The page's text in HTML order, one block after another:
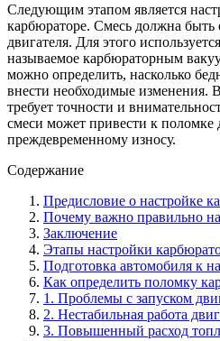
Следующим этапом является
карбюраторе. Смесь должна быть
двигателя. Для этого
называемое карбюраторным
можно определить, насколько
внести необходимые изменения.
требует точности и
смеси может привести к поломке
преждевременному износу.
Содержание
Предисловие о настройке
Почему важно правильно
Заключение
Этапы настройки
Подготовка автомобиля к
Как определить поломку
1. Проблемы с запуском
2. Нестабильная работа
3. Повышенный расход